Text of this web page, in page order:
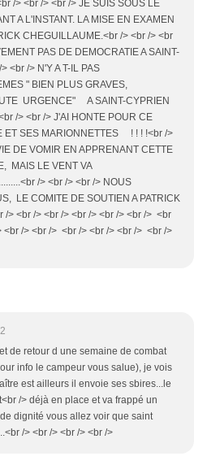
/> <br /> <br /> JE SUIS SOUS LE
A L'INSTANT. LA MISE EN EXAMEN
CHEGUILLAUME.<br /> <br /> <br
PAS DE DEMOCRATIE A SAINT-
<br /> N'Y A T-IL PAS
" BIEN PLUS GRAVES,
URGENCE" A SAINT-CYPRIEN
/> <br /> J'AI HONTE POUR CE
ET SES MARIONNETTES ! ! ! !<br />
DE VOMIR EN APPRENANT CETTE
MAIS LE VENT VA
/> <br /> <br /> NOUS
LE COMITE DE SOUTIEN A PATRICK
/> <br /> <br /> <br /> <br /> <br /> <br
<br /> <br /> <br /> <br /> <br /> <br />
de retour d une semaine de combat
info le campeur vous salue), je vois
est ailleurs il envoie ses sbires...le
/> déjà en place et va frappé un
dignité vous allez voir que saint
/> <br /> <br /> <br />